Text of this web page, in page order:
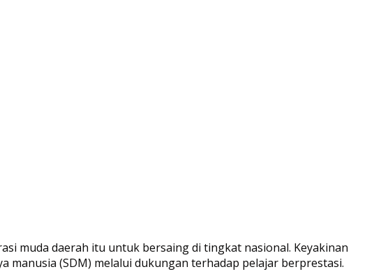
muda daerah itu untuk bersaing di tingkat nasional. Keyakinan
(SDM) melalui dukungan terhadap pelajar berprestasi.